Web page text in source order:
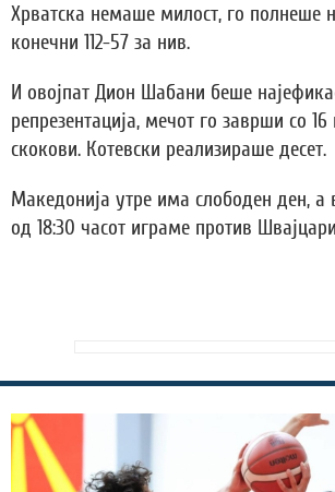
Хрватска немаше милост, го полнеше
конечни 112-57 за нив.
И овојпат Дион Шабани беше
репрезентација, мечот го заврши со
скокови. Котевски реализираше десет.
Македонија утре има слободен ден, а
од 18:30 часот играме против